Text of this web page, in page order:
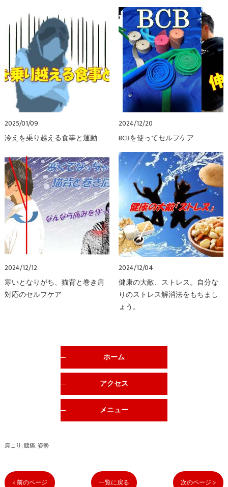
2025/01/09
冷えを乗り越える食事と運動
2024/12/20
BCBを使ってセルフケア
2024/12/12
寒いとなりがち、猫背と巻き肩
対応のセルフケア
2024/12/04
健康の大敵、ストレス。自分な
りのストレス解消法をもちまし
ょう。
ホーム
アクセス
メニュー
肩こり 腰痛 姿勢
< 前のページ 一覧に戻る 次のページ >